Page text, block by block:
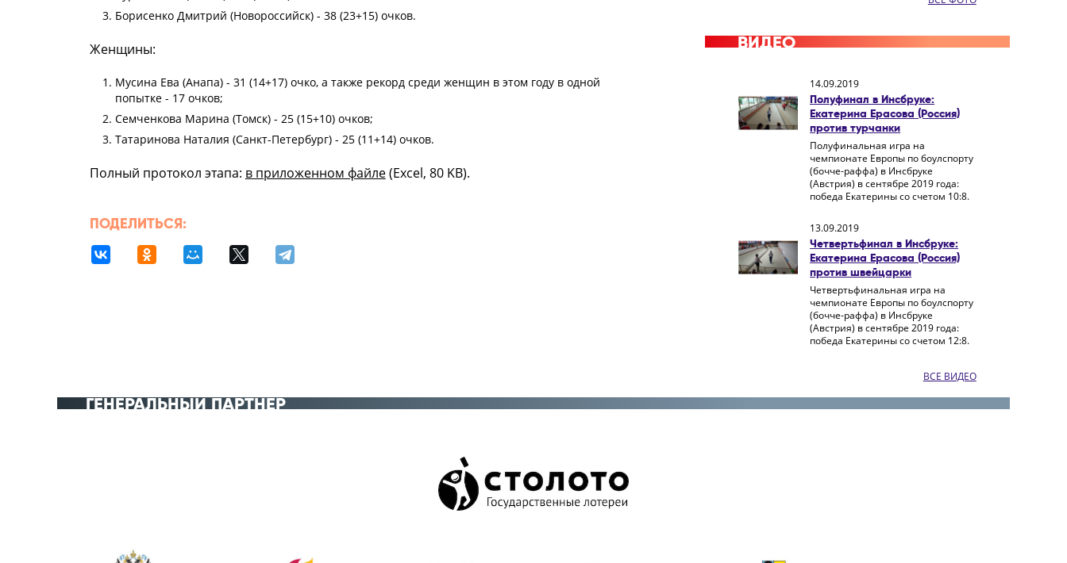
Борисенко Дмитрий (Новороссийск) - 38 (23+15) очков.
Женщины:
Мусина Ева (Анапа) - 31 (14+17) очко, а также рекорд среди женщин в этом году в одной
попытке - 17 очков;
Семченкова Марина (Томск) - 25 (15+10) очков;
Татаринова Наталия (Санкт-Петербург) - 25 (11+14) очков.
Полный протокол этапа: в приложенном файле(Excel, 80 KB).
ПОДЕЛИТЬСЯ:
ВИДЕО
14.09.2019
Полуфинал в Инсбруке:
Екатерина Ерасова (Россия)
против турчанки
Полуфинальная игра на
чемпионате Европы по боулспорту
(бочче-раффа) в Инсбруке
(Австрия) в сентябре 2019 года:
победа Екатерины со счетом 10:8.
13.09.2019
Четвертьфинал в Инсбруке:
Екатерина Ерасова (Россия)
против швейцарки
Четвертьфинальная игра на
чемпионате Европы по боулспорту
(бочче-раффа) в Инсбруке
(Австрия) в сентябре 2019 года:
победа Екатерины со счетом 12:8.
ВСЕ ВИДЕО
ГЕНЕРАЛЬНЫЙ ПАРТНЁР